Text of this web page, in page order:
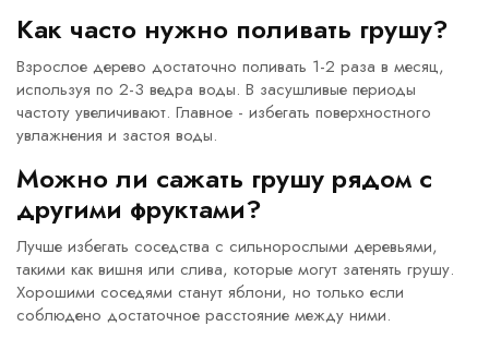
Как часто нужно поливать грушу?
Взрослое дерево достаточно поливать 1-2 раза в месяц,
используя по 2-3 ведра воды. В засушливые периоды
частоту увеличивают. Главное - избегать поверхностного
увлажнения и застоя воды.
Можно ли сажать грушу рядом с
другими фруктами?
Лучше избегать соседства с сильнорослыми деревьями,
такими как вишня или слива, которые могут затенять грушу.
Хорошими соседями станут яблони, но только если
соблюдено достаточное расстояние между ними.